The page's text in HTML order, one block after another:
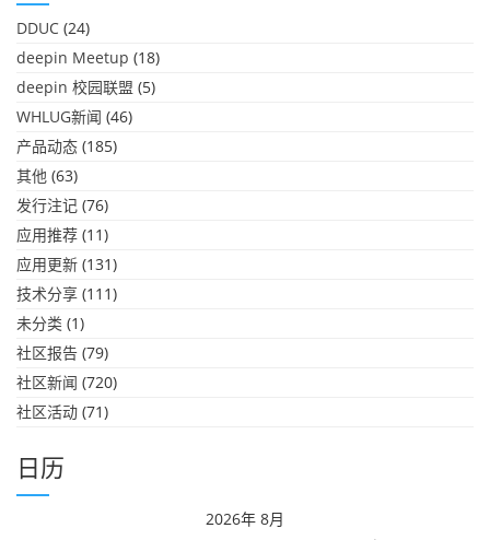
DDUC (24)
deepin Meetup (18)
deepin 校园联盟 (5)
WHLUG新闻 (46)
产品动态 (185)
其他 (63)
发行注记 (76)
应用推荐 (11)
应用更新 (131)
技术分享 (111)
未分类 (1)
社区报告 (79)
社区新闻 (720)
社区活动 (71)
日历
2026年 8月